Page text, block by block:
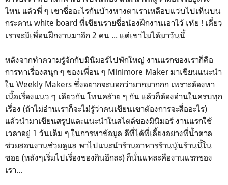
ไหน แล้วพี่ ๆ เขาชื่ออะไรกันบ้างหางตาเราเหลือบแว่บไปเห็นบน
กระดาน white board ที่เขียนรายชื่อน้องฝึกงานเอาไว้ เห้ย ! เดี๋ยว
เราจะมีเพื่อนฝึกงานมาอีก 2 คน ... แต่เขาไม่ได้มาวันนี้
หลังจากทำความรู้จักกับมินิมอร์ไปพักใหญ่ งานแรกของเราก็คือ
การหาเรื่องสนุก ๆ ของเพื่อน ๆ Minimore Maker มาเขียนแนะนำ
ใน Weekly Makers ซึ่งอยากจะบอกว่ายากมากกก เพราะต้องหา
เนื้อเรื่องแนว ๆ เดียวกัน โทนคล้าย ๆ กัน แล้วก็ต้องอ่านในครบทุก
เรื่อง (ถ้าไม่อ่านเราก็จะไม่รู้ว่าคนเขียนเขาต้องการจะสื่ออะไร)
แล้วนำมาเขียนสรุปและแนะนำในสไตล์ของมินิมอร์ งานแรกใช้
เวลาอยู่ 1 วันเต็ม ๆ ในการหาข้อมูล ดีที่ได้พี่เลี้ยงอย่างพี่น้ำตาล
ช่วยสอนงานช่วยดูแล พาไปแนะนำร้านอาหารร้านนู้นร้านนี้ใน
ซอย (หลังๆเริ่มไปเรื่องของกินอีกละ) ก็นั่นแหละคืองานแรกของ
เรา...